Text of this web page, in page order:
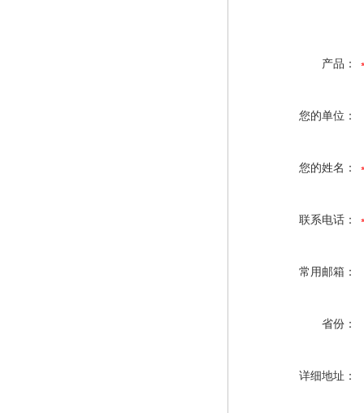
产品：
您的单位：
您的姓名：
联系电话：
常用邮箱：
省份：
详细地址：